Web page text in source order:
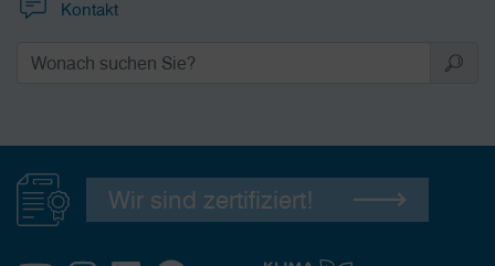
Kontakt
Wir sind zertifiziert!